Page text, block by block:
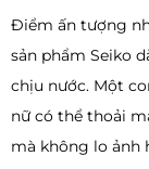
Điểm ấn tượng
sản phẩm Seiko
chịu nước. Một
nữ có thể thoải
mà không lo ảnh